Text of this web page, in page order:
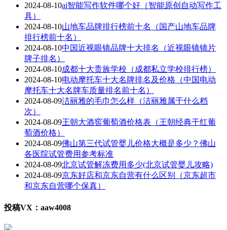
2024-08-10ai智能写作软件哪个好（智能原创自动写作工
具）
2024-08-10山地车品牌排行榜前十名（国产山地车品牌
排行榜前十名）
2024-08-10中国近视眼镜品牌十大排名（近视眼镜镜片
牌子排名）
2024-08-10成都十大贵族学校（成都私立学校排行榜）
2024-08-10电动摩托车十大名牌排名及价格（中国电动
摩托车十大名牌车质量排名前十名）
2024-08-09洁丽雅的毛巾怎么样（洁丽雅属于什么档
次）
2024-08-09王朝大酒窖葡萄酒价格表（王朝经典干红葡
萄酒价格）
2024-08-09佛山第三代试管婴儿价格大概是多少？佛山
各医院试管费用参考标准
2024-08-09北京试管解冻费用多少(北京试管婴儿攻略)
2024-08-09京东好店和京东自营有什么区别（京东超市
和京东自营哪个保真）
投稿VX：aaw4008